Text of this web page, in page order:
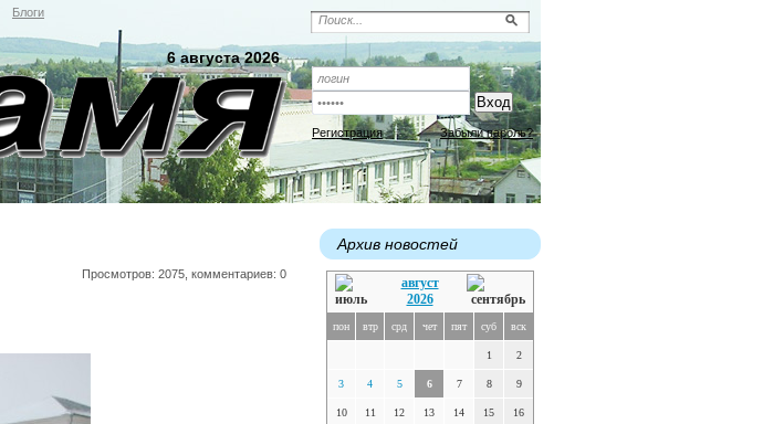
Блоги
Регистрация Забыли пароль?
6 августа 2026
Просмотров: 2075, комментариев: 0
Архив новостей
август
2026
пон втр срд чет пят суб вск
1 2
3 4 5 6 7 8 9
10 11 12 13 14 15 16